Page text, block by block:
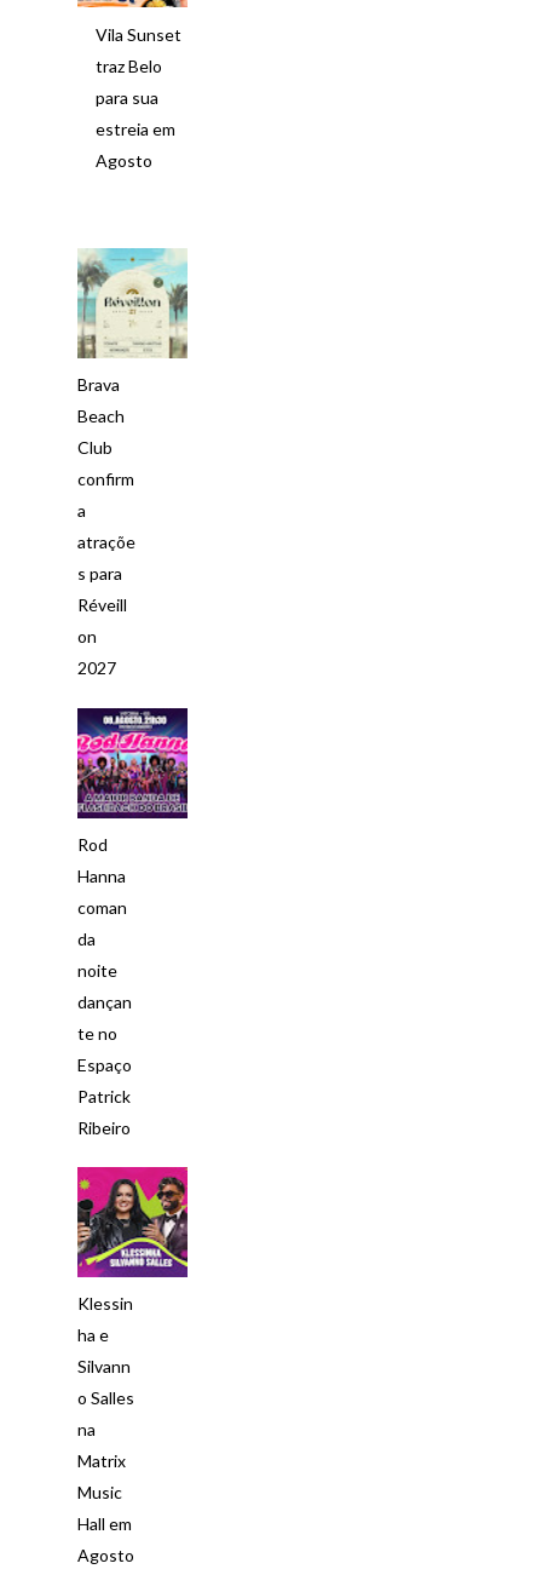
Vila Sunset
traz Belo
para sua
estreia em
Agosto
Brava
Beach
Club
confirm
a
atraçõe
s para
Réveill
on
2027
Rod
Hanna
coman
da
noite
dançan
te no
Espaço
Patrick
Ribeiro
Klessin
ha e
Silvann
o Salles
na
Matrix
Music
Hall em
Agosto